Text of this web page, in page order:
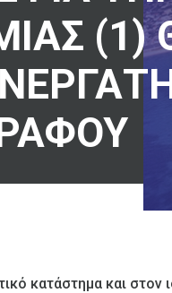
(1)
κατάστημα και στον